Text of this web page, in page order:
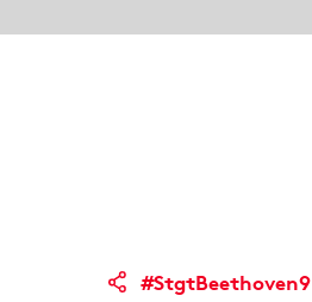
#StgtBeethoven9